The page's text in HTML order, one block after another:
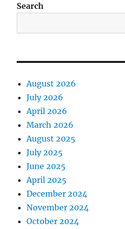
Search
August 2026
July 2026
April 2026
March 2026
August 2025
July 2025
June 2025
April 2025
December 2024
November 2024
October 2024